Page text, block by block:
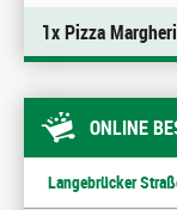
1x Pizza
ONLINE
Langebrücker